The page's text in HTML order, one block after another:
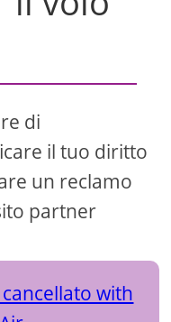
di
il tuo diritto
un reclamo
partner
with